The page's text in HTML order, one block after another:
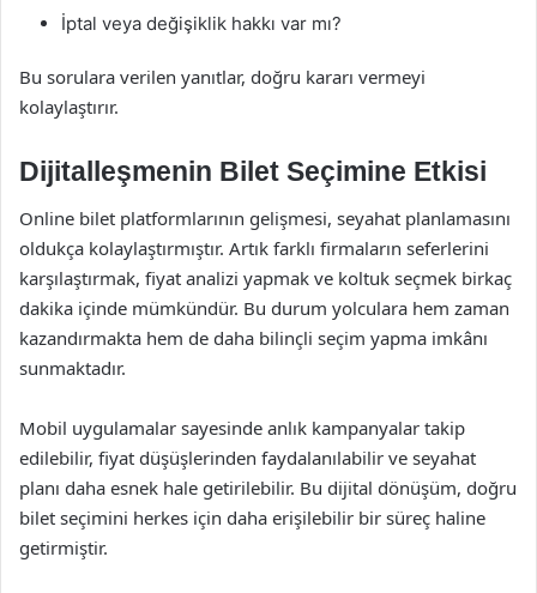
İptal veya değişiklik hakkı var mı?
Bu sorulara verilen yanıtlar, doğru kararı vermeyi
kolaylaştırır.
Dijitalleşmenin Bilet Seçimine Etkisi
Online bilet platformlarının gelişmesi, seyahat planlamasını
oldukça kolaylaştırmıştır. Artık farklı firmaların seferlerini
karşılaştırmak, fiyat analizi yapmak ve koltuk seçmek birkaç
dakika içinde mümkündür. Bu durum yolculara hem zaman
kazandırmakta hem de daha bilinçli seçim yapma imkânı
sunmaktadır.
Mobil uygulamalar sayesinde anlık kampanyalar takip
edilebilir, fiyat düşüşlerinden faydalanılabilir ve seyahat
planı daha esnek hale getirilebilir. Bu dijital dönüşüm, doğru
bilet seçimini herkes için daha erişilebilir bir süreç haline
getirmiştir.